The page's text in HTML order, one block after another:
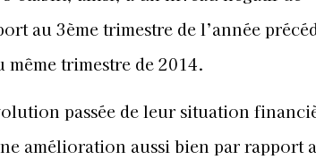
au 3ème trimestre de l’année
trimestre de 2014.
passée de leur situation
amélioration aussi bien par rapport